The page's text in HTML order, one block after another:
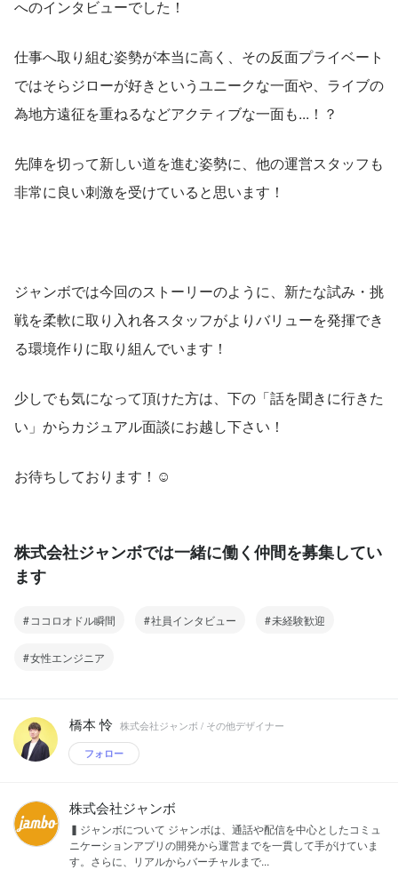
へのインタビューでした！
仕事へ取り組む姿勢が本当に高く、その反面プライベート
ではそらジローが好きというユニークな一面や、ライブの
為地方遠征を重ねるなどアクティブな一面も...！？
先陣を切って新しい道を進む姿勢に、他の運営スタッフも
非常に良い刺激を受けていると思います！
ジャンボでは今回のストーリーのように、新たな試み・挑
戦を柔軟に取り入れ各スタッフがよりバリューを発揮でき
る環境作りに取り組んでいます！
少しでも気になって頂けた方は、下の「話を聞きに行きた
い」からカジュアル面談にお越し下さい！
お待ちしております！☺
株式会社ジャンボでは一緒に働く仲間を募集してい
ます
ココロオドル瞬間 社員インタビュー 未経験歓迎
女性エンジニア
橋本 怜 株式会社ジャンボ / その他デザイナー
フォロー
株式会社ジャンボ
▍ジャンボについて ジャンボは、通話や配信を中心としたコミュ
ニケーションアプリの開発から運営までを一貫して手がけていま
す。さらに、リアルからバーチャルまで...